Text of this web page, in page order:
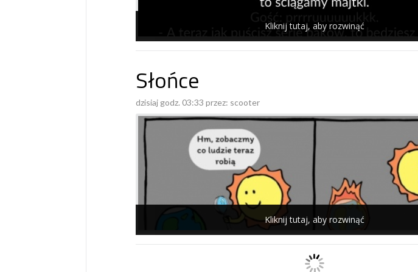
Kliknij tutaj, aby rozwinąć
Słońce
dzisiaj godz. 03:33 przez: scooter
Kliknij tutaj, aby rozwinąć